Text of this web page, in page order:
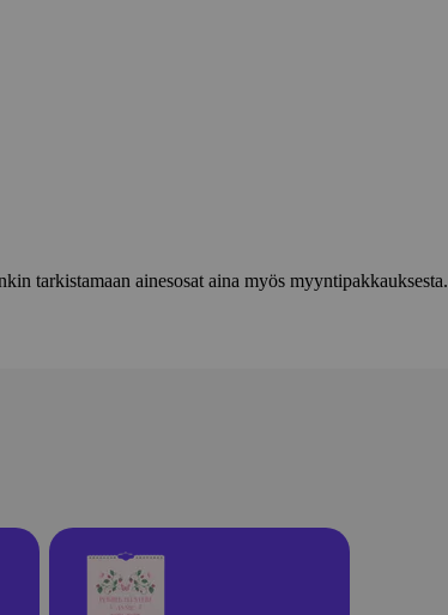
tarkistamaan ainesosat aina myös myyntipakkauksesta.